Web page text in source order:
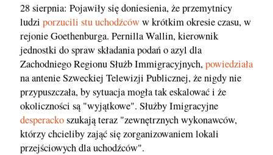
28 sierpnia: Pojawiły się doniesienia, że przemytnicy
ludzi porzucili stu uchodźcóww krótkim okresie czasu, w
rejonie Goethenburga. Pernilla Wallin, kierownik
jednostki do spraw składania podań o azyl dla
Zachodniego Regionu Służb Immigracyjnych,powiedziała
na antenie Szweckiej Telewizji Publicznej, że nigdy nie
przypuszczała, by sytuacja mogła tak eskalować i że
okoliczności są "wyjątkowe". Służby Imigracyjne
desperackoszukają teraz "zewnętrznych wykonawców,
którzy chcieliby zająć się zorganizowaniem lokali
przejściowych dla uchodźców".